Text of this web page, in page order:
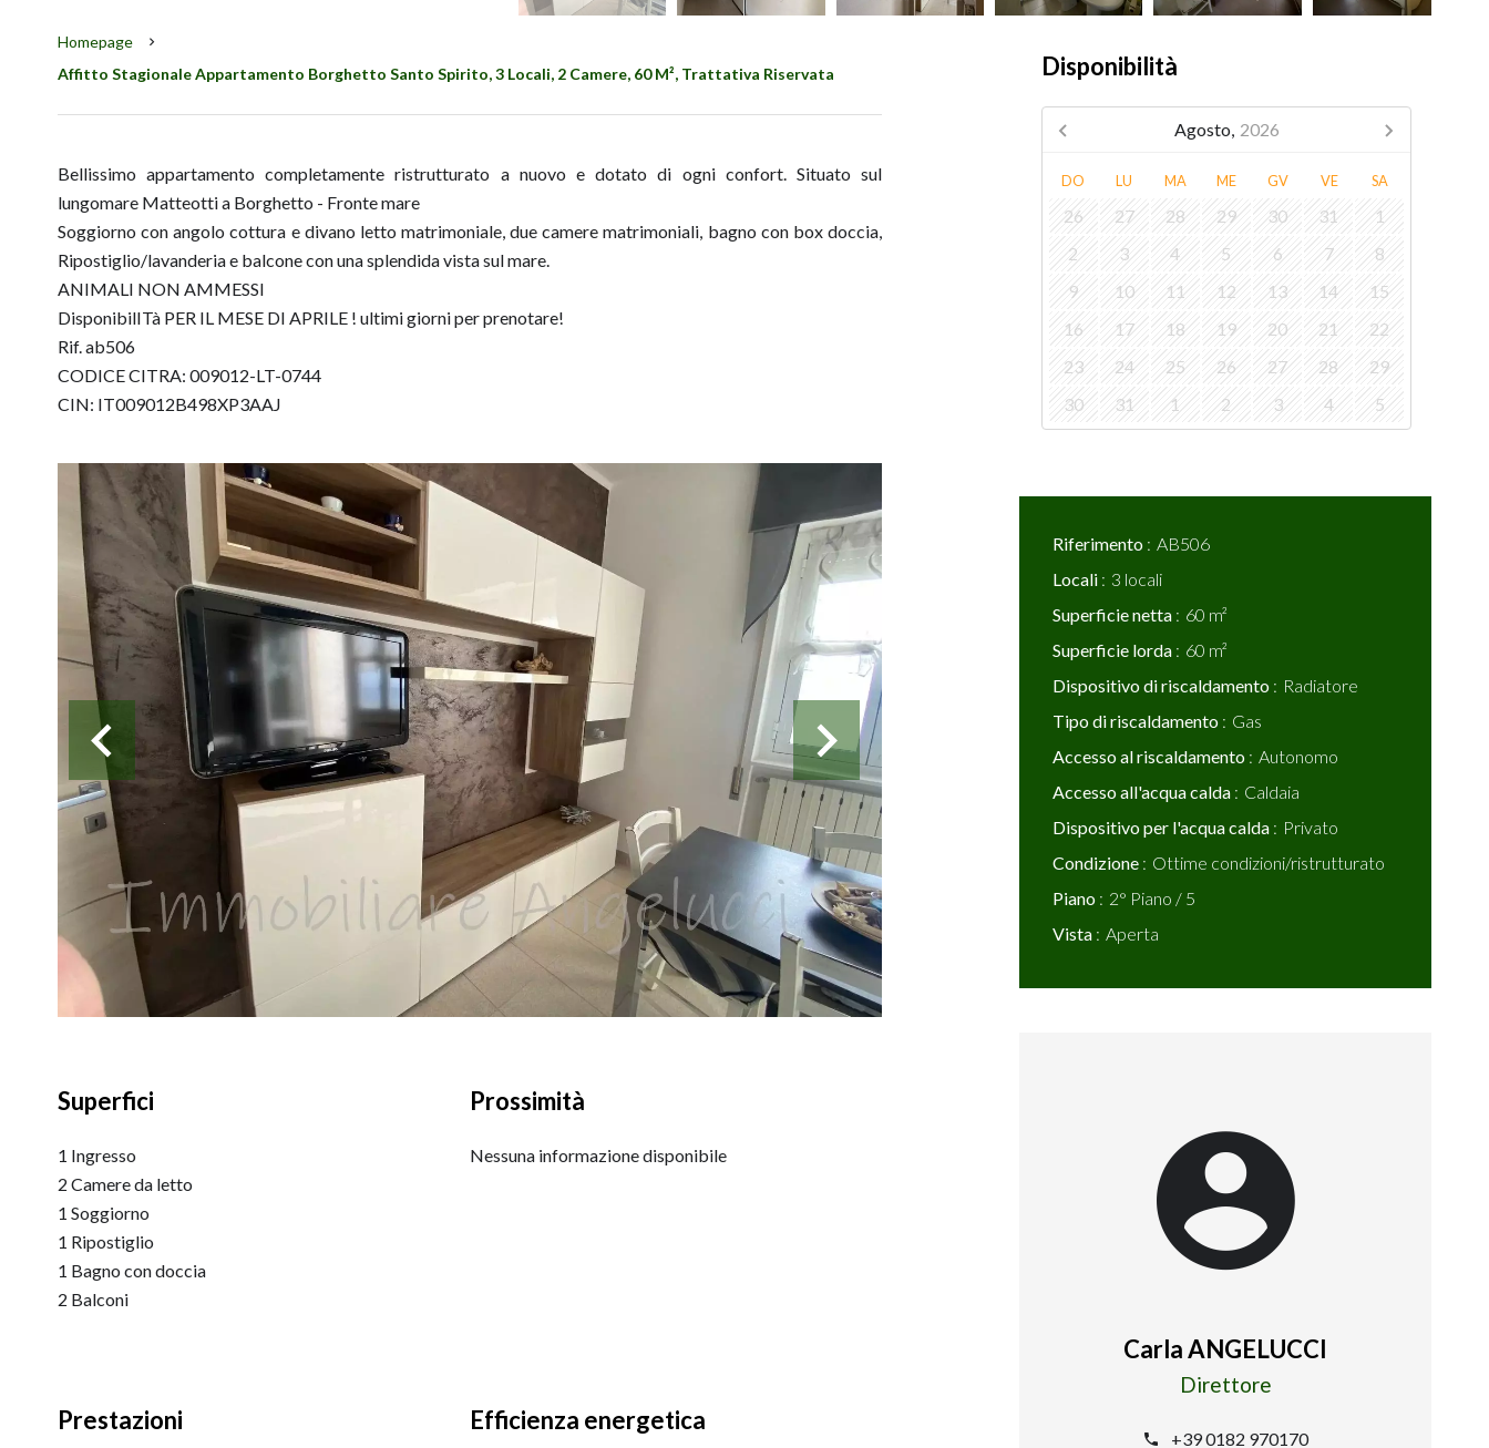
Homepage
Affitto Stagionale Appartamento Borghetto Santo Spirito, 3 Locali, 2 Camere, 60 M², Trattativa Riservata
Bellissimo appartamento completamente ristrutturato a nuovo e dotato di ogni confort. Situato sul
lungomare Matteotti a Borghetto - Fronte mare
Soggiorno con angolo cottura e divano letto matrimoniale, due camere matrimoniali, bagno con box doccia,
Ripostiglio/lavanderia e balcone con una splendida vista sul mare.
ANIMALI NON AMMESSI
DisponibilITà PER IL MESE DI APRILE ! ultimi giorni per prenotare!
Rif. ab506
CODICE CITRA: 009012-LT-0744
CIN: IT009012B498XP3AAJ
Superfici
1 Ingresso
2 Camere da letto
1 Soggiorno
1 Ripostiglio
1 Bagno con doccia
2 Balconi
Prossimità
Nessuna informazione disponibile
Prestazioni Efficienza energetica
Disponibilità
Agosto, 2026
DO LU MA ME GV VE SA
26 27 28 29 30 31
1
2
3 4 5 6 7
8
9
10 11 12 13 14
15
16
17 18 19 20 21
22
23
24 25 26 27 28
29
30
31 1 2 3 4 5
Riferimento
AB506
Locali
3 locali
Superficie netta
60 m²
Superficie lorda
60 m²
Dispositivo di riscaldamento
Radiatore
Tipo di riscaldamento
Gas
Accesso al riscaldamento
Autonomo
Accesso all'acqua calda
Caldaia
Dispositivo per l'acqua calda
Privato
Condizione
Ottime condizioni/ristrutturato
Piano
2° Piano / 5
Vista
Aperta
Carla ANGELUCCI
Direttore
+39 0182 970170